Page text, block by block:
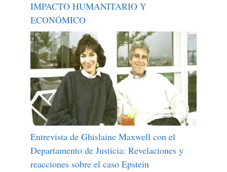
IMPACTO HUMANITARIO Y
ECONÓMICO
Entrevista de Ghislaine Maxwell con el
Departamento de Justicia: Revelaciones y
reacciones sobre el caso Epstein